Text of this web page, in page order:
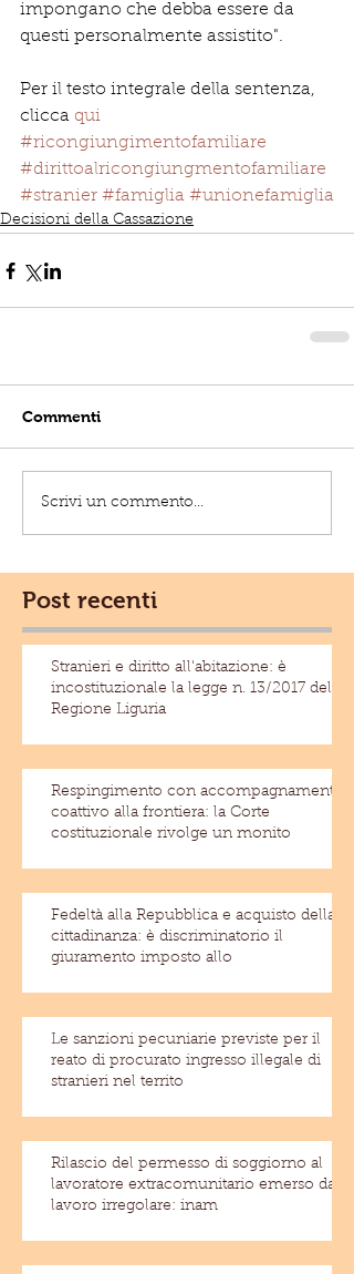
Post recenti
impongano che debba essere da
questi personalmente assistito".
Per il testo integrale della sentenza,
clicca qui
#ricongiungimentofamiliare
#dirittoalricongiungmentofamiliare
#stranier #famiglia #unionefamiglia
Decisioni della Cassazione
Commenti
Scrivi un commento...
Stranieri e diritto all'abitazione: è
incostituzionale la legge n. 13/2017 della
Regione Liguria
Respingimento con accompagnamento
coattivo alla frontiera: la Corte
costituzionale rivolge un monito
Fedeltà alla Repubblica e acquisto della
cittadinanza: è discriminatorio il
giuramento imposto allo
Le sanzioni pecuniarie previste per il
reato di procurato ingresso illegale di
stranieri nel territo
Rilascio del permesso di soggiorno al
lavoratore extracomunitario emerso dal
lavoro irregolare: inam